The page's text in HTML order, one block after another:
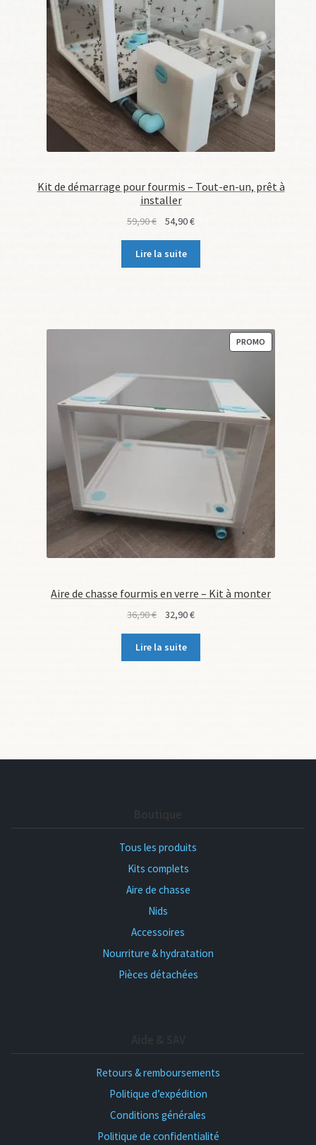
Kit de démarrage pour fourmis – Tout-en-un, prêt à
installer
59,90€
Le
initial
était :
54,90€Le
est :
Lire la suite
PROMOPRODUIT
EN
Aire de chasse fourmis en verre – Kit à monter
36,90€
Le
initial
était :
32,90€Le
est :
Lire la suite
Tous les produits
Kits complets
Aire de chasse
Nids
Accessoires
Nourriture & hydratation
Pièces détachées
Retours & remboursements
Politique d’expédition
Conditions générales
Politique de confidentialité